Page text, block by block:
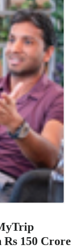
Rs 150 Crore